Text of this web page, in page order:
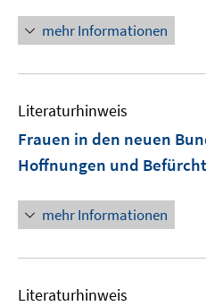
mehr Informationen
Literaturhinweis
Frauen in den neuen
Hoffnungen und
mehr Informationen
Literaturhinweis